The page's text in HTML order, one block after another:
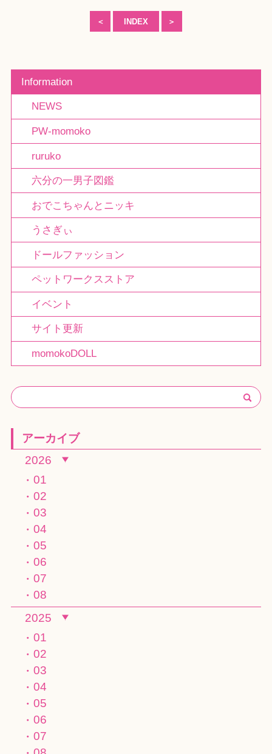
＜ INDEX ＞
Information
NEWS
PW-momoko
ruruko
六分の一男子図鑑
おでこちゃんとニッキ
うさぎぃ
ドールファッション
ペットワークスストア
イベント
サイト更新
momokoDOLL
アーカイブ
2026
01
02
03
04
05
06
07
08
2025
01
02
03
04
05
06
07